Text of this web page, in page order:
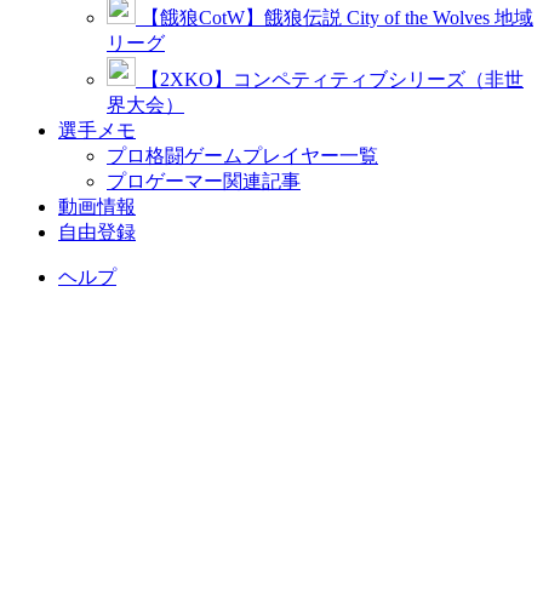
【餓狼CotW】餓狼伝説 City of the Wolves 地域
リーグ
【2XKO】コンペティティブシリーズ（非世
界大会）
選手メモ
プロ格闘ゲームプレイヤー一覧
プロゲーマー関連記事
動画情報
自由登録
ヘルプ